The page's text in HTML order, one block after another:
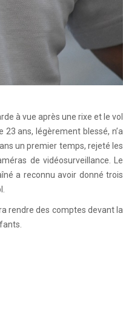
à vue après une rixe et le vol
ans, légèrement blessé, n’a
un premier temps, rejeté les
de vidéosurveillance. Le
a reconnu avoir donné trois
rendre des comptes devant la